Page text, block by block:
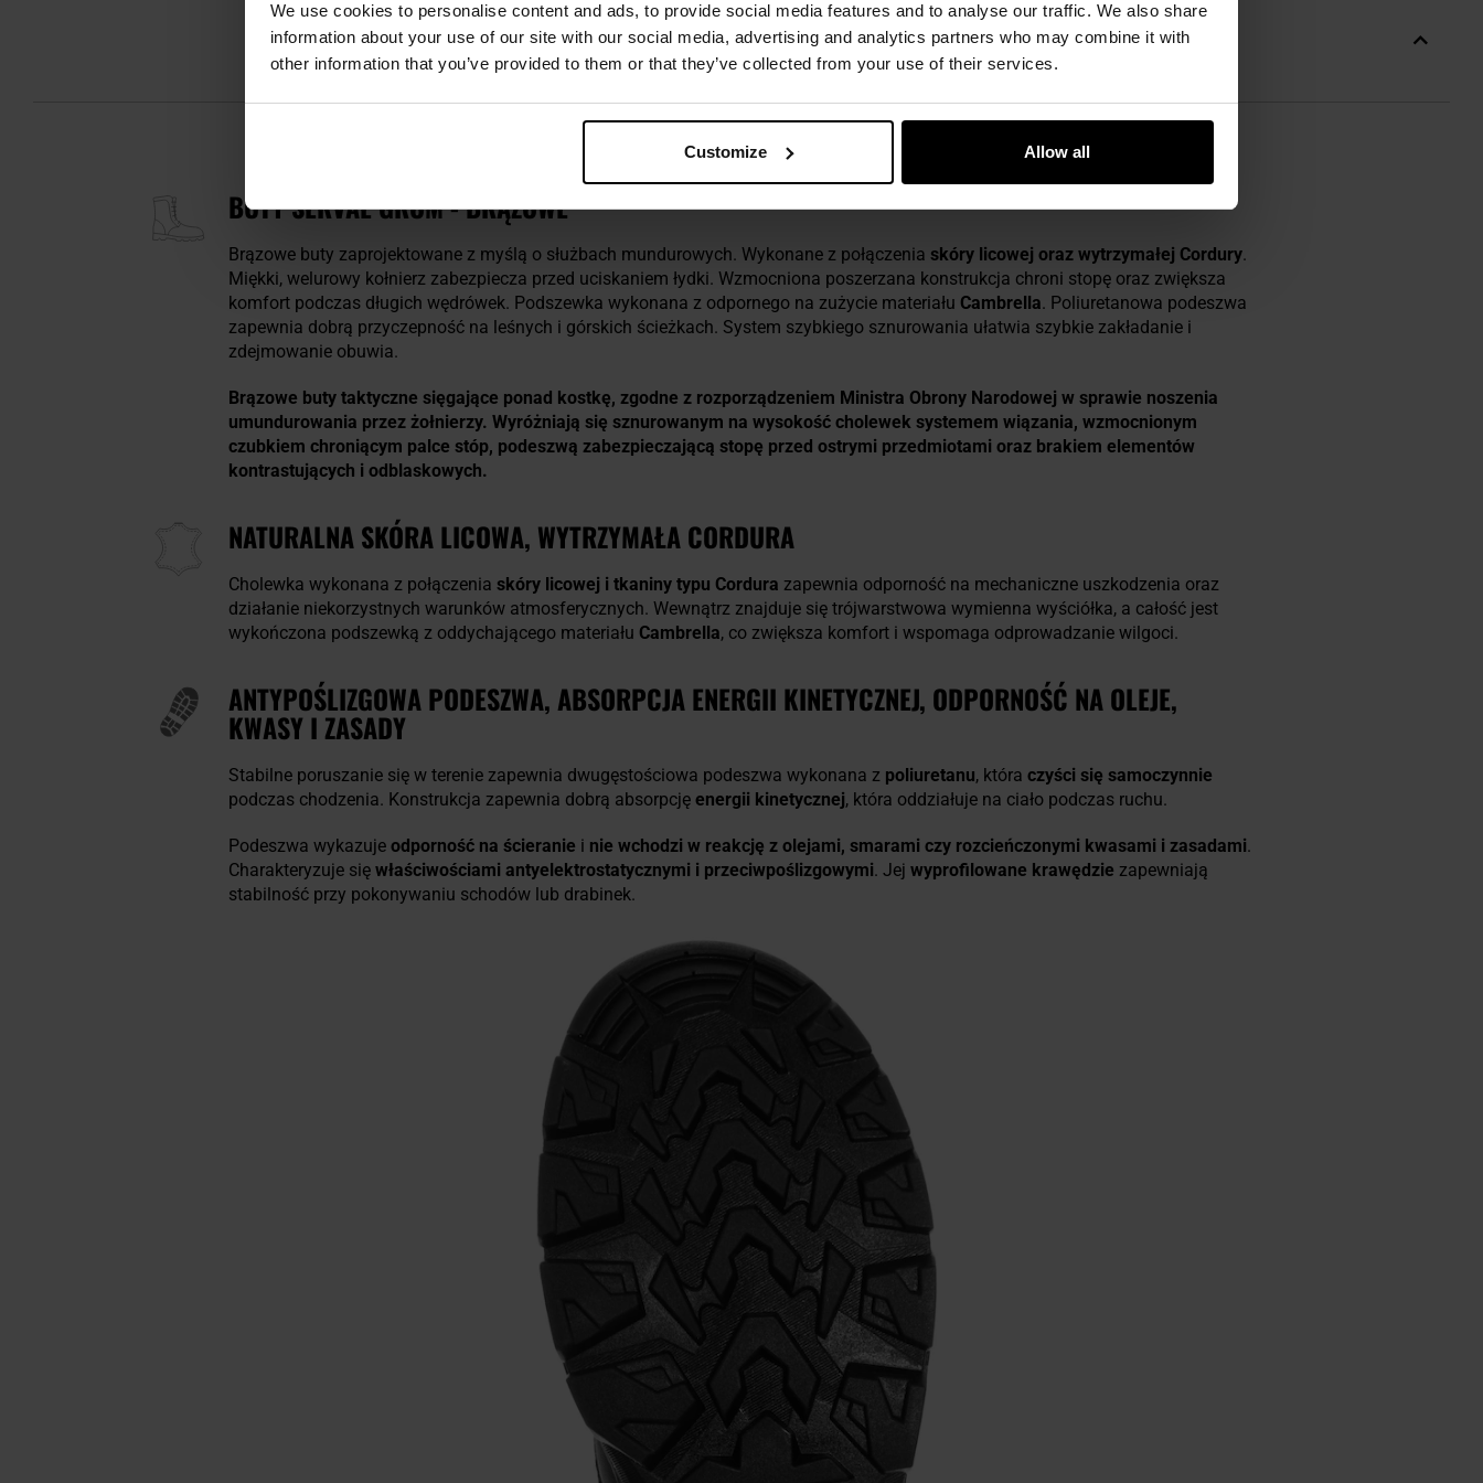
We use cookies to personalise content and ads, to provide social media features and to analyse our traffic. We also share
information about your use of our site with our social media, advertising and analytics partners who may combine it with
other information that you’ve provided to them or that they’ve collected from your use of their services.
Customize Allow all
OPIS
BUTY SERVAL GROM - BRĄZOWE
Brązowe buty zaprojektowane z myślą o służbach mundurowych. Wykonane z połączenia skóry licowej oraz wytrzymałej Cordury.
Miękki, welurowy kołnierz zabezpiecza przed uciskaniem łydki. Wzmocniona poszerzana konstrukcja chroni stopę oraz zwiększa
komfort podczas długich wędrówek. Podszewka wykonana z odpornego na zużycie materiału Cambrella. Poliuretanowa podeszwa
zapewnia dobrą przyczepność na leśnych i górskich ścieżkach. System szybkiego sznurowania ułatwia szybkie zakładanie i
zdejmowanie obuwia.
Brązowe buty taktyczne sięgające ponad kostkę, zgodne z rozporządzeniem Ministra Obrony Narodowej w sprawie noszenia
umundurowania przez żołnierzy. Wyróżniają się sznurowanym na wysokość cholewek systemem wiązania, wzmocnionym
czubkiem chroniącym palce stóp, podeszwą zabezpieczającą stopę przed ostrymi przedmiotami oraz brakiem elementów
kontrastujących i odblaskowych.
NATURALNA SKÓRA LICOWA, WYTRZYMAŁA CORDURA
Cholewka wykonana z połączenia skóry licowej i tkaniny typu Cordura zapewnia odporność na mechaniczne uszkodzenia oraz
działanie niekorzystnych warunków atmosferycznych. Wewnątrz znajduje się trójwarstwowa wymienna wyściółka, a całość jest
wykończona podszewką z oddychającego materiału Cambrella, co zwiększa komfort i wspomaga odprowadzanie wilgoci.
ANTYPOŚLIZGOWA PODESZWA, ABSORPCJA ENERGII KINETYCZNEJ, ODPORNOŚĆ NA OLEJE,
KWASY I ZASADY
Stabilne poruszanie się w terenie zapewnia dwugęstościowa podeszwa wykonana z poliuretanu, która czyści się samoczynnie
podczas chodzenia. Konstrukcja zapewnia dobrą absorpcję energii kinetycznej, która oddziałuje na ciało podczas ruchu.
Podeszwa wykazuje odporność na ścieranie i nie wchodzi w reakcję z olejami, smarami czy rozcieńczonymi kwasami i zasadami.
Charakteryzuje się właściwościami antyelektrostatycznymi i przeciwpoślizgowymi. Jej wyprofilowane krawędzie zapewniają
stabilność przy pokonywaniu schodów lub drabinek.